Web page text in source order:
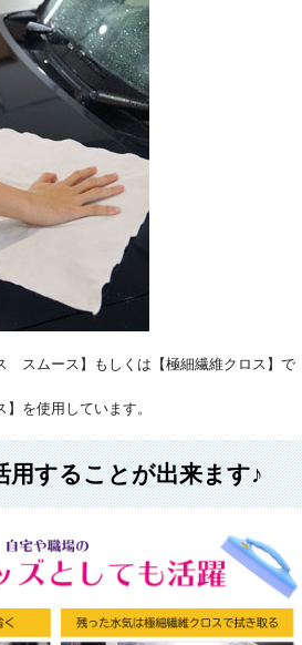
スムース】もしくは【極細繊維クロス】で
を使用しています。
用することが出来ます♪